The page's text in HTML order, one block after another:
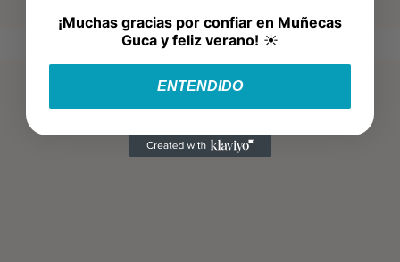
¡Muchas gracias por confiar en Muñecas
Guca y feliz verano! ☀️
ENTENDIDO